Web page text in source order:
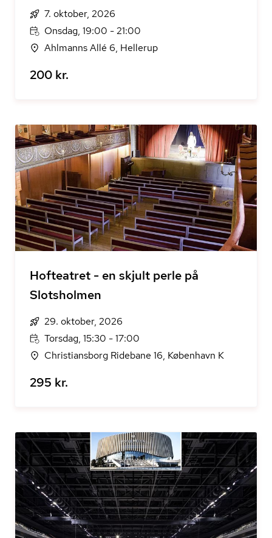
7. oktober, 2026
Onsdag, 19:00 - 21:00
Ahlmanns Allé 6, Hellerup
200 kr.
Hofteatret - en skjult perle på
Slotsholmen
29. oktober, 2026
Torsdag, 15:30 - 17:00
Christiansborg Ridebane 16, København K
295 kr.